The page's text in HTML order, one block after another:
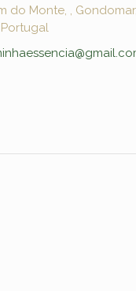
do Monte, , Gondomar,